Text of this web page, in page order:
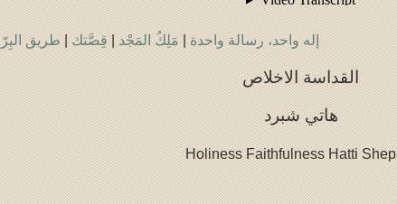
إله واحد، رسالة واحدة|مَلِكُ المَجْد|قِصَّتك|طريق البِرّ
القداسة الاخلاص
هاتي شبرد
Holiness FaithfulnessHatti